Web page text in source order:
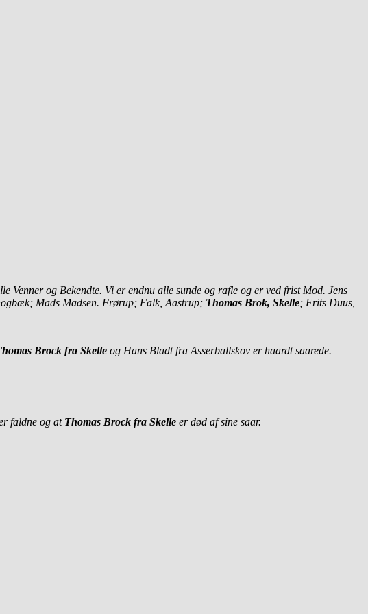
Vennerog Bekendte. Vi er endnu alle sunde og rafle og er ved frist Mod. Jens
Mads Madsen. Frørup; Falk, Aastrup; Thomas Brok, Skelle; Frits Duus,
Brock fra Skelle og Hans Bladt fra Asserballskov er haardt saarede.
faldne og at Thomas Brock fra Skelle er død af sine saar.